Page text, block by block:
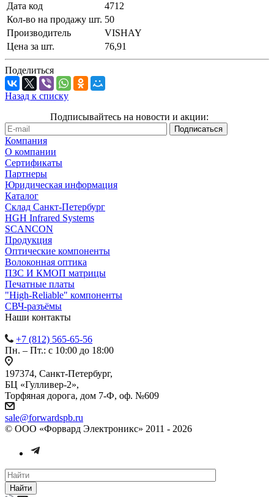
Дата код
4712
Кол-во на продажу шт. 50
Производитель
VISHAY
Цена за шт.
76,91
Поделиться
Назад к списку
Подписывайтесь на новости и акции:
Компания
О компании
Сертификаты
Партнеры
Юридическая информация
Каталог
Cклад Санкт-Петербург
HGH Infrared Systems
SCANCON
Продукция
Оптические компоненты
Волоконная оптика
ПЗС И КМОП матрицы
Печатные платы
"High-Reliable" компоненты
СВЧ-разъёмы
Наши контакты
+7 (812) 565-65-56
Пн. – Пт.: с 10:00 до 18:00
197374, Санкт-Петербург,
БЦ «Гулливер-2»,
Торфяная дорога, дом 7-Ф, оф. №609
sale@forwardspb.ru
© ООО «Форвард Электроникс» 2011 - 2026
Найти